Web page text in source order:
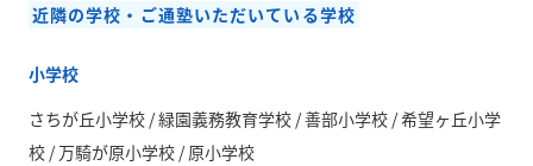
近隣の学校・ご通塾いただいている学校
小学校
さちが丘小学校 / 緑園義務教育学校 / 善部小学校 / 希望ヶ丘小学
校 / 万騎が原小学校 / 原小学校